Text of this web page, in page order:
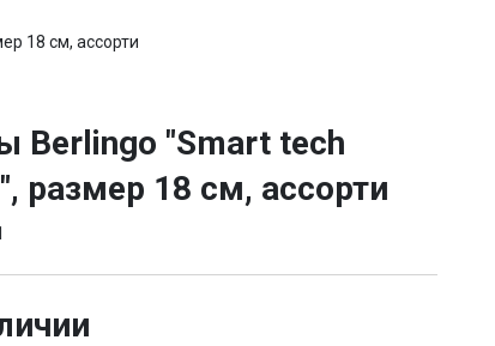
18 см, ассорти
Berlingo "Smart tech
размер 18 см, ассорти